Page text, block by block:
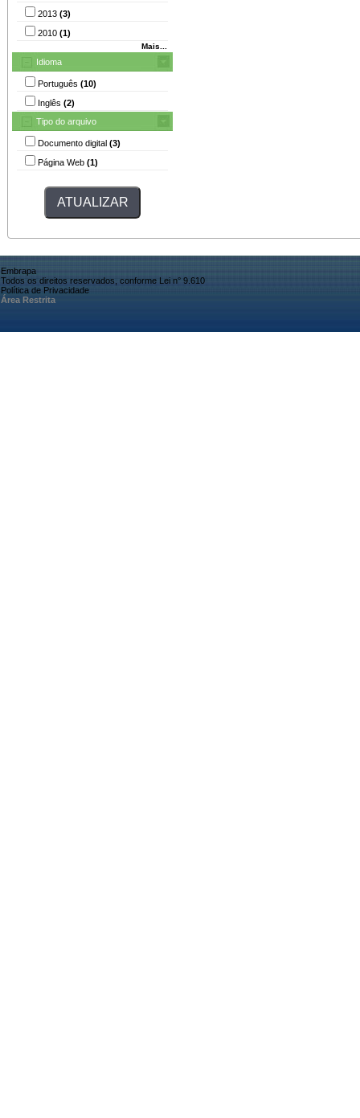
2013 (3)
2010 (1)
Mais...
Idioma
Português (10)
Inglês (2)
Tipo do arquivo
Documento digital (3)
Página Web (1)
Embrapa
Todos os direitos reservados, conforme Lei n° 9.610
Política de Privacidade
Área Restrita